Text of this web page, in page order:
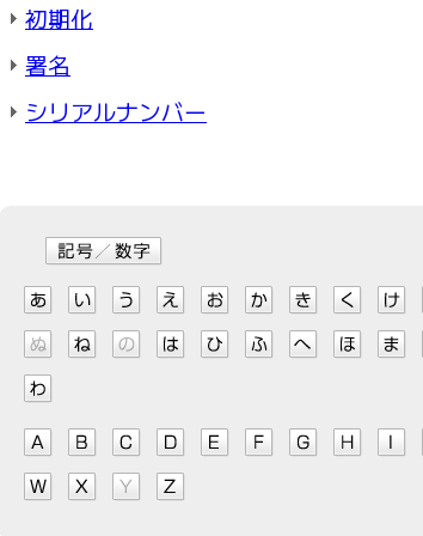
初期化
署名
シリアルナンバー